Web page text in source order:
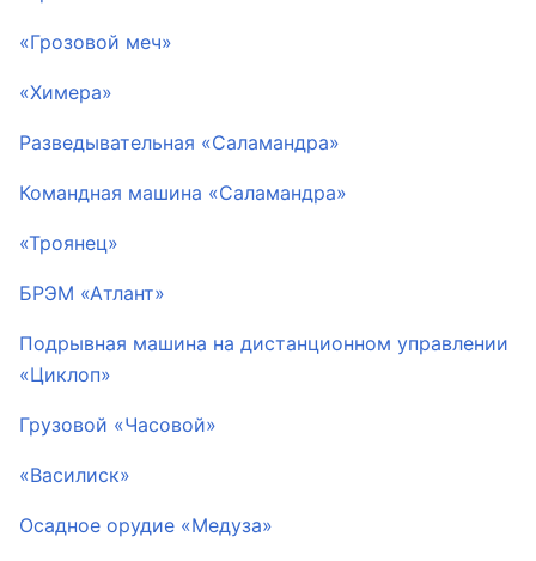
«Грозовой меч»
«Химера»
Разведывательная «Саламандра»
Командная машина «Саламандра»
«Троянец»
БРЭМ «Атлант»
Подрывная машина на дистанционном управлении
«Циклоп»
Грузовой «Часовой»
«Василиск»
Осадное орудие «Медуза»